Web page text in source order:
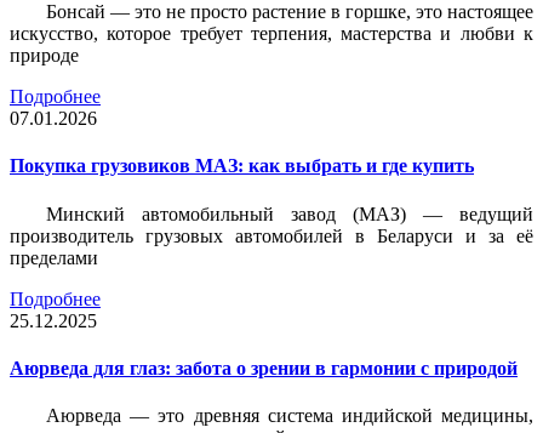
Бонсай — это не просто растение в горшке, это настоящее
искусство, которое требует терпения, мастерства и любви к
природе
Подробнее
07.01.2026
Покупка грузовиков МАЗ: как выбрать и где купить
Минский автомобильный завод (МАЗ) — ведущий
производитель грузовых автомобилей в Беларуси и за её
пределами
Подробнее
25.12.2025
Аюрведа для глаз: забота о зрении в гармонии с природой
Аюрведа — это древняя система индийской медицины,